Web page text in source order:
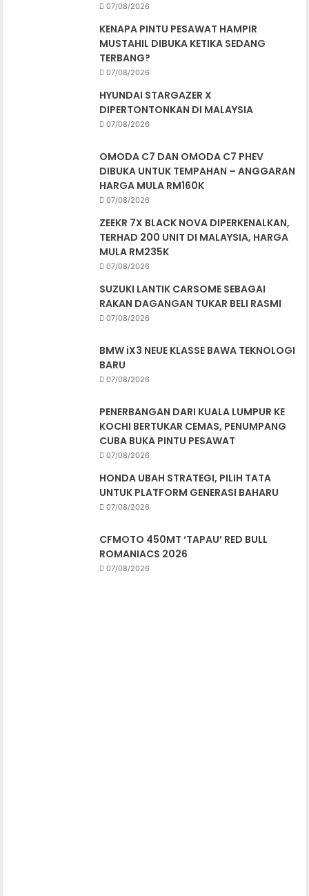
07/08/2026
KENAPA PINTU PESAWAT HAMPIR
MUSTAHIL DIBUKA KETIKA SEDANG
TERBANG?
07/08/2026
HYUNDAI STARGAZER X
DIPERTONTONKAN DI MALAYSIA
07/08/2026
OMODA C7 DAN OMODA C7 PHEV
DIBUKA UNTUK TEMPAHAN – ANGGARAN
HARGA MULA RM160K
07/08/2026
ZEEKR 7X BLACK NOVA DIPERKENALKAN,
TERHAD 200 UNIT DI MALAYSIA, HARGA
MULA RM235K
07/08/2026
SUZUKI LANTIK CARSOME SEBAGAI
RAKAN DAGANGAN TUKAR BELI RASMI
07/08/2026
BMW iX3 NEUE KLASSE BAWA TEKNOLOGI
BARU
07/08/2026
PENERBANGAN DARI KUALA LUMPUR KE
KOCHI BERTUKAR CEMAS, PENUMPANG
CUBA BUKA PINTU PESAWAT
07/08/2026
HONDA UBAH STRATEGI, PILIH TATA
UNTUK PLATFORM GENERASI BAHARU
07/08/2026
CFMOTO 450MT ‘TAPAU’ RED BULL
ROMANIACS 2026
07/08/2026